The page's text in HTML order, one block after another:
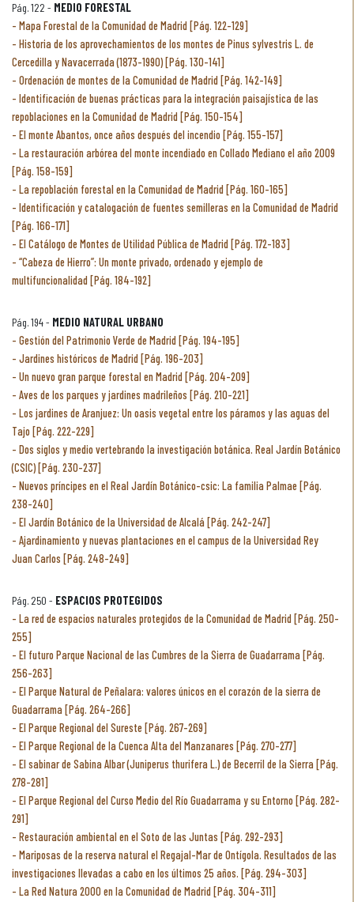
Pág. 122 - MEDIO FORESTAL
Mapa Forestal de la Comunidad de Madrid [Pág. 122-129]
Historia de los aprovechamientos de los montes de Pinus sylvestris L. de
Cercedilla y Navacerrada (1873-1990) [Pág. 130-141]
Ordenación de montes de la Comunidad de Madrid [Pág. 142-149]
Identificación de buenas prácticas para la integración paisajística de las
repoblaciones en la Comunidad de Madrid [Pág. 150-154]
El monte Abantos, once años después del incendio [Pág. 155-157]
La restauración arbórea del monte incendiado en Collado Mediano el año 2009
[Pág. 158-159]
La repoblación forestal en la Comunidad de Madrid [Pág. 160-165]
Identificación y catalogación de fuentes semilleras en la Comunidad de Madrid
[Pág. 166-171]
El Catálogo de Montes de Utilidad Pública de Madrid [Pág. 172-183]
“Cabeza de Hierro”: Un monte privado, ordenado y ejemplo de
multifuncionalidad [Pág. 184-192]
Pág. 194 - MEDIO NATURAL URBANO
Gestión del Patrimonio Verde de Madrid [Pág. 194-195]
Jardines históricos de Madrid [Pág. 196-203]
Un nuevo gran parque forestal en Madrid [Pág. 204-209]
Aves de los parques y jardines madrileños [Pág. 210-221]
Los jardines de Aranjuez: Un oasis vegetal entre los páramos y las aguas del
Tajo [Pág. 222-229]
Dos siglos y medio vertebrando la investigación botánica. Real Jardín Botánico
(CSIC) [Pág. 230-237]
Nuevos príncipes en el Real Jardín Botánico-csic: La familia Palmae [Pág.
238-240]
El Jardín Botánico de la Universidad de Alcalá [Pág. 242-247]
Ajardinamiento y nuevas plantaciones en el campus de la Universidad Rey
Juan Carlos [Pág. 248-249]
Pág. 250 - ESPACIOS PROTEGIDOS
La red de espacios naturales protegidos de la Comunidad de Madrid [Pág. 250-
255]
El futuro Parque Nacional de las Cumbres de la Sierra de Guadarrama [Pág.
256-263]
El Parque Natural de Peñalara: valores únicos en el corazón de la sierra de
Guadarrama [Pág. 264-266]
El Parque Regional del Sureste [Pág. 267-269]
El Parque Regional de la Cuenca Alta del Manzanares [Pág. 270-277]
El sabinar de Sabina Albar (Juniperus thurifera L.) de Becerril de la Sierra [Pág.
278-281]
El Parque Regional del Curso Medio del Río Guadarrama y su Entorno [Pág. 282-
291]
Restauración ambiental en el Soto de las Juntas [Pág. 292-293]
Mariposas de la reserva natural el Regajal-Mar de Ontígola. Resultados de las
investigaciones llevadas a cabo en los últimos 25 años. [Pág. 294-303]
La Red Natura 2000 en la Comunidad de Madrid [Pág. 304-311]